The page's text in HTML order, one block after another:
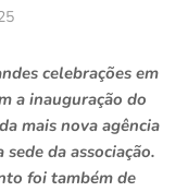
celebrações em
a inauguração do
mais nova agência
da associação.
foi também de